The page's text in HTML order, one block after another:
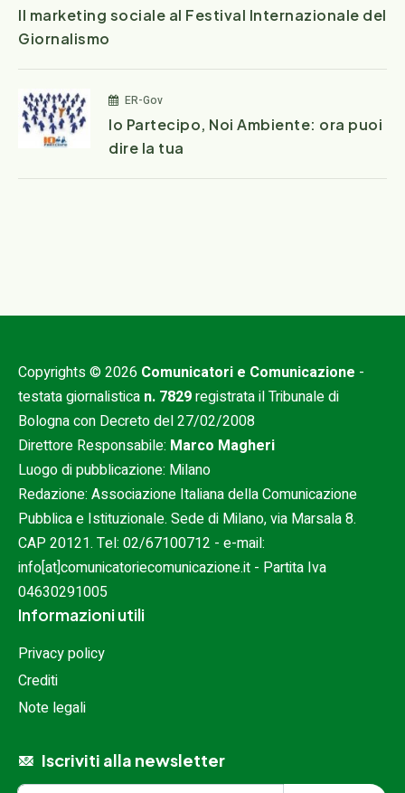
Il marketing sociale al Festival Internazionale del
Giornalismo
ER-Gov
Io Partecipo, Noi Ambiente: ora puoi
dire la tua
Copyrights © 2026 Comunicatori e Comunicazione -
testata giornalistica n. 7829registrata il Tribunale di
Bologna con Decreto del 27/02/2008
Direttore Responsabile: Marco Magheri
Luogo di pubblicazione: Milano
Redazione: Associazione Italiana della Comunicazione
Pubblica e Istituzionale. Sede di Milano, via Marsala 8.
CAP 20121. Tel: 02/67100712 - e-mail:
info[at]comunicatoriecomunicazione.it - Partita Iva
04630291005
Informazioni utili
Privacy policy
Crediti
Note legali
Iscriviti alla newsletter